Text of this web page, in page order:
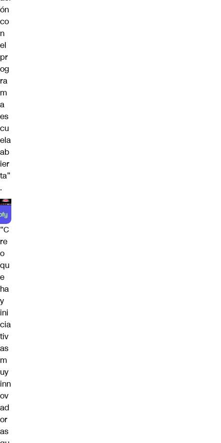
ón
co
n
el
pr
og
ra
m
a
es
cu
ela
ab
ier
ta”
.
“C
re
o
qu
e
ha
y
ini
cia
tiv
as
m
uy
inn
ov
ad
or
as